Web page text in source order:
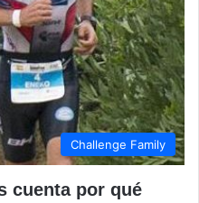
Challenge Family
cuenta por qué